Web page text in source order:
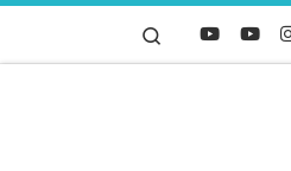
Skip to content